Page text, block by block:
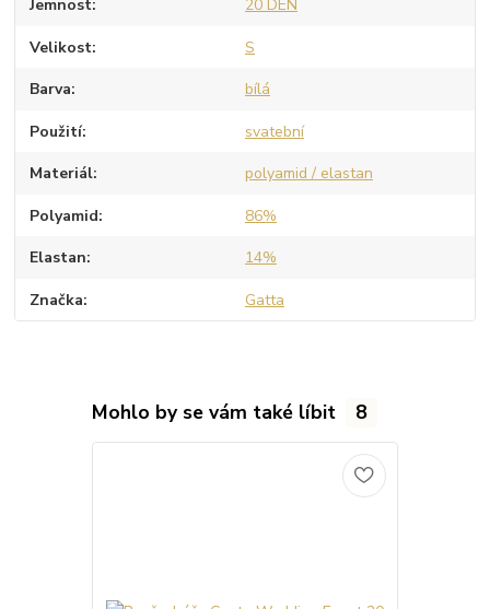
Jemnost 20 DEN
Velikost S
Barva bílá
Použití svatební
Materiál polyamid / elastan
Polyamid 86%
Elastan 14%
Značka Gatta
Mohlo by se vám také líbit 8